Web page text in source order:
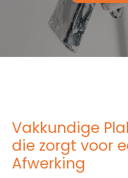
Vakkundige
die zorgt voor
Afwerking